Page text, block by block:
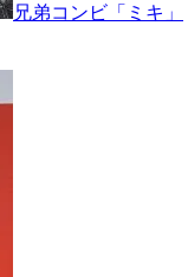
兄弟コンビ「ミキ」